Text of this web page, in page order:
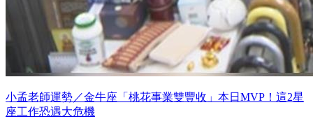
小孟老師運勢／金牛座「桃花事業雙豐收」本日MVP！這2星
座工作恐遇大危機